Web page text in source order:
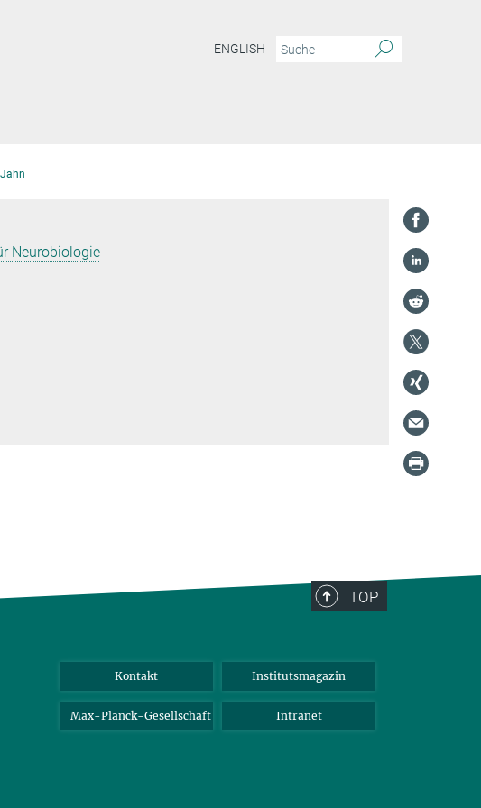
ENGLISH
Neurobiologie
TOP
Kontakt Institutsmagazin
Max-Planck-Gesellschaft Intranet